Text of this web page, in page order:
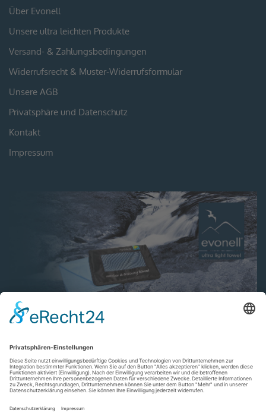
Über Evonell
Unsere ultra leichten Produkte
Versand- & Zahlungsbedingungen
Widerrufsrecht & Muster-Widerrufsformular
Unsere AGB
Privatsphäre und Datenschutz
Kontakt
Impressum